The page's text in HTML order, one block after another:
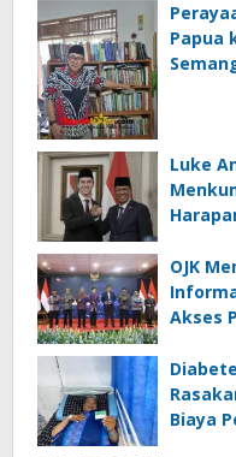
Papua
Luke
OJK
Akses
Biaya